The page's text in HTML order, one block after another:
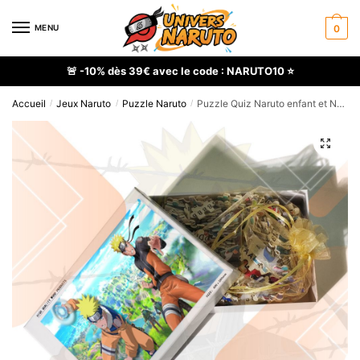
MENU 0
🚨 -10% dès 39€ avec le code : NARUTO10 ⭐
Accueil / Jeux Naruto / Puzzle Naruto / Puzzle Quiz Naruto enfant et Naruto Shippuden en bois
🔍